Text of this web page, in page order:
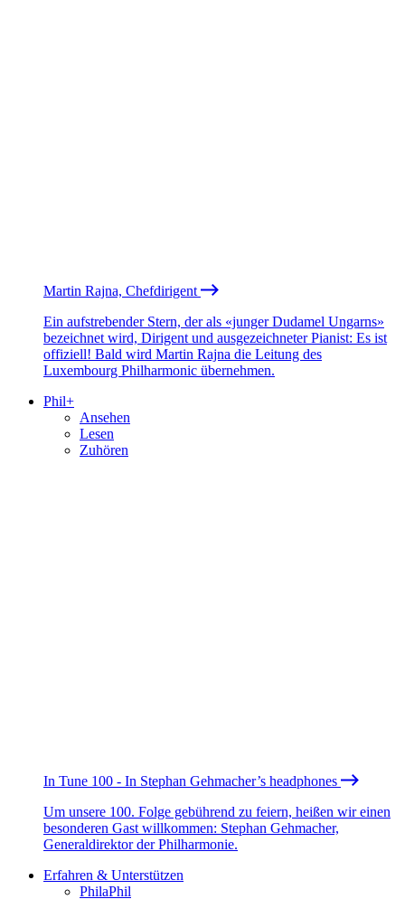
Martin Rajna, Chefdirigent
Ein aufstrebender Stern, der als «junger Dudamel Ungarns»
bezeichnet wird, Dirigent und ausgezeichneter Pianist: Es ist
offiziell! Bald wird Martin Rajna die Leitung des
Luxembourg Philharmonic übernehmen.
Phil+
Ansehen
Lesen
Zuhören
In Tune 100 - In Stephan Gehmacher’s headphones
Um unsere 100. Folge gebührend zu feiern, heißen wir einen
besonderen Gast willkommen: Stephan Gehmacher,
Generaldirektor der Philharmonie.
Erfahren & Unterstützen
PhilaPhil